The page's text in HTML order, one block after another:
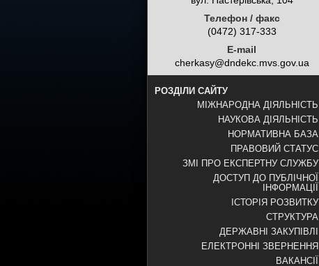
Телефон / факс
(0472) 317-333
E-mail
cherkasy@dndekc.mvs.gov.ua
РОЗДІЛИ САЙТУ
МІЖНАРОДНА ДІЯЛЬНІСТЬ
НАУКОВА ДІЯЛЬНІСТЬ
НОРМАТИВНА БАЗА
ПРАВОВИЙ СТАТУС
ЗМІ ПРО ЕКСПЕРТНУ СЛУЖБУ
ДОСТУП ДО ПУБЛІЧНОЇ
ІНФОРМАЦІЇ
ІСТОРІЯ РОЗВИТКУ
СТРУКТУРА
ДЕРЖАВНІ ЗАКУПІВЛІ
ЕЛЕКТРОННІ ЗВЕРНЕННЯ
ВАКАНСІЇ